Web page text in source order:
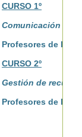
CURSO 1º
Comunicación y
Profesores de las
CURSO 2º
Gestión de
Profesores de las